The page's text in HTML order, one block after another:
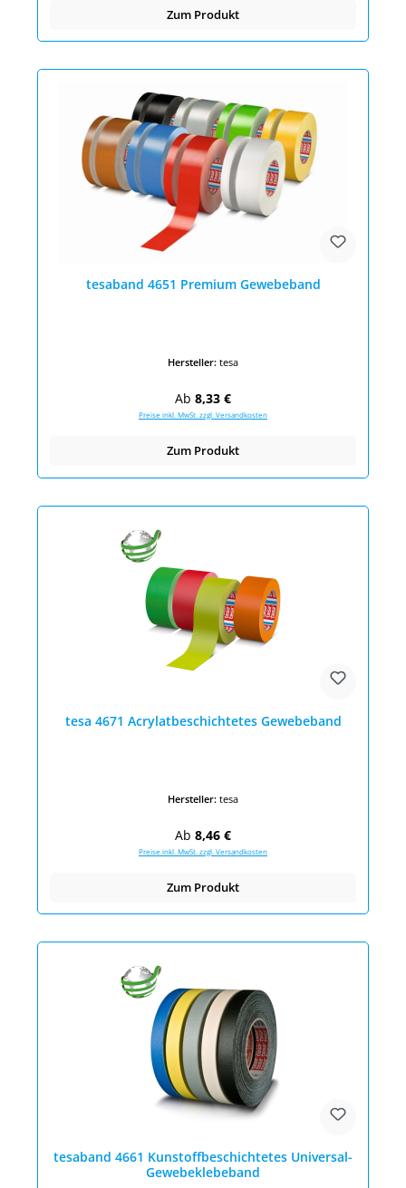
Zum Produkt
tesaband 4651 Premium Gewebeband
Hersteller: tesa
Regulärer Preis:
Ab 8,33 €
Preise inkl. MwSt. zzgl. Versandkosten
Zum Produkt
tesa 4671 Acrylatbeschichtetes Gewebeband
Hersteller: tesa
Regulärer Preis:
Ab 8,46 €
Preise inkl. MwSt. zzgl. Versandkosten
Zum Produkt
tesaband 4661 Kunstoffbeschichtetes Universal-
Gewebeklebeband